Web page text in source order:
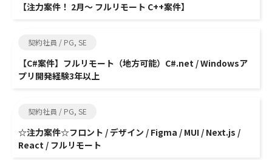
【注力案件！ 2月～ フルリモート C++案件】
契約社員 / PG, SE
【C#案件】フルリモート（地方可能）C#.net / Windowsア
プリ開発経験3年以上
契約社員 / PG, SE
☆注力案件☆フロント / デザイン / Figma / MUI / Next.js /
React / フルリモート